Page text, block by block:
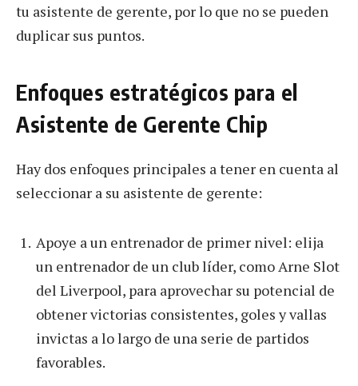
tu asistente de gerente, por lo que no se pueden
duplicar sus puntos.
Enfoques estratégicos para el
Asistente de Gerente Chip
Hay dos enfoques principales a tener en cuenta al
seleccionar a su asistente de gerente:
Apoye a un entrenador de primer nivel: elija
un entrenador de un club líder, como Arne Slot
del Liverpool, para aprovechar su potencial de
obtener victorias consistentes, goles y vallas
invictas a lo largo de una serie de partidos
favorables.